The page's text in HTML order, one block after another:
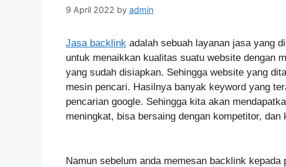
9 April 2022 by admin
Jasa backlink adalah sebuah layanan jasa yang
untuk menaikkan kualitas suatu website dengan
yang sudah disiapkan. Sehingga website yang
mesin pencari. Hasilnya banyak keyword yang
pencarian google. Sehingga kita akan
meningkat, bisa bersaing dengan kompetitor, dan
Namun sebelum anda memesan backlink